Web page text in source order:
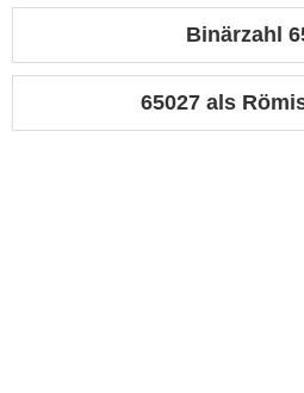
Binärzahl
65027 als